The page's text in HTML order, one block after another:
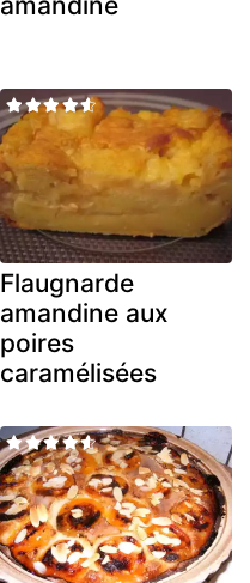
Flaugnarde
amandine aux
poires
caramélisées